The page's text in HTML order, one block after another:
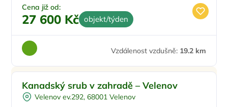
Cena již od:
27 600 Kč objekt/týden
Vzdálenost vzdušně: 19.2 km
Půjčení kol
Pro turisty
Kanadský srub v zahradě – Velenov
Velenov ev.292, 68001 Velenov